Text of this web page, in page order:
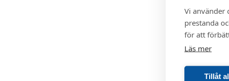
Vi använder
prestanda
för att
Läs mer
Tillåt